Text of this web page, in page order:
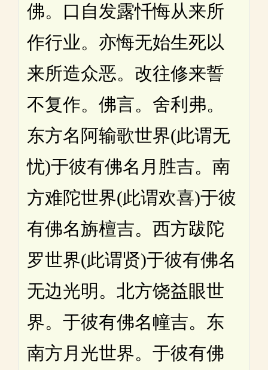
佛。口自发露忏悔从来所
作行业。亦悔无始生死以
来所造众恶。改往修来誓
不复作。佛言。舍利弗。
东方名阿输歌世界(此谓无
忧)于彼有佛名月胜吉。南
方难陀世界(此谓欢喜)于彼
有佛名旃檀吉。西方跋陀
罗世界(此谓贤)于彼有佛名
无边光明。北方饶益眼世
界。于彼有佛名幢吉。东
南方月光世界。于彼有佛